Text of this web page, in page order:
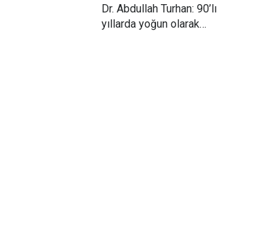
Dr. Abdullah Turhan: 90’lı
yıllarda yoğun olarak